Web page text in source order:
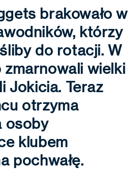
brakowało w
którzy
do rotacji. W
wielki
Jokicia. Teraz
otrzyma
osoby
klubem
pochwałę.